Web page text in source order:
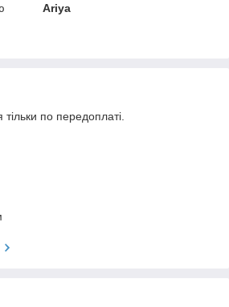
Ariya
по передоплаті.